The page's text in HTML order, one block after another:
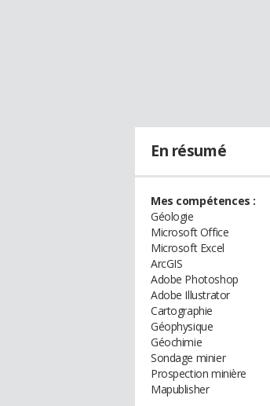
En résumé
Mes compétences :
Géologie
Microsoft Office
Microsoft Excel
ArcGIS
Adobe Photoshop
Adobe Illustrator
Cartographie
Géophysique
Géochimie
Sondage minier
Prospection minière
Mapublisher